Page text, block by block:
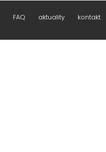
FAQ aktuality kontakt